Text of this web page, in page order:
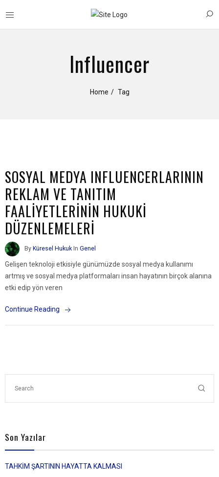
Influencer
Home Tag
SOSYAL MEDYA INFLUENCERLARININ
REKLAM VE TANITIM
FAALİYETLERİNİN HUKUKİ
DÜZENLEMELERİ
By Küresel Hukuk In Genel
Gelişen teknoloji etkisiyle günümüzde sosyal medya kullanımı
artmış ve sosyal medya platformaları insan hayatının birçok alanına
etki edip yön veren
Continue Reading
Son Yazılar
TAHKİM ŞARTININ HAYATTA KALMASI